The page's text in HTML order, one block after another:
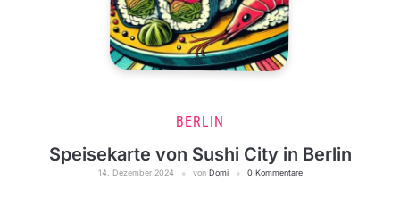
BERLIN
Speisekarte von Sushi City in Berlin
14. Dezember 2024 von Domi 0 Kommentare